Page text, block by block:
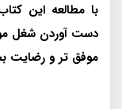
با مطالعه این
دست آوردن شغل
موفق تر و رضایت